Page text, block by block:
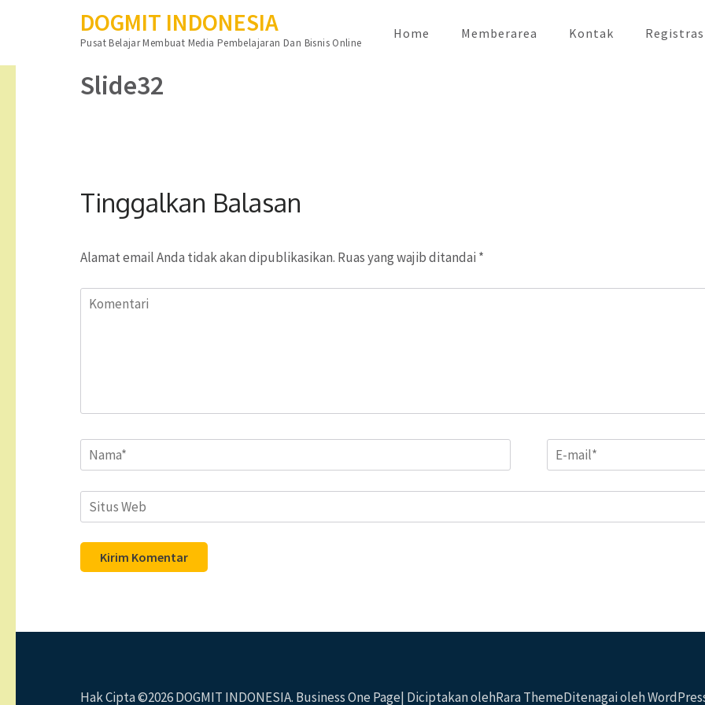
konten
DOGMIT INDONESIA
Pusat Belajar Membuat Media Pembelajaran Dan Bisnis Online
Home Memberarea Kontak
Slide32
Tinggalkan Balasan
Alamat email Anda tidak akan dipublikasikan. Ruas yang wajib ditandai *
Komentari
Name* Email*
Situs
Web
Hak Cipta ©2026DOGMIT INDONESIA. Business One Page| Diciptakan olehRara ThemeDitenagai oleh